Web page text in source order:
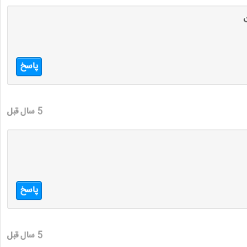
پاسخ
5 سال قبل
پاسخ
5 سال قبل